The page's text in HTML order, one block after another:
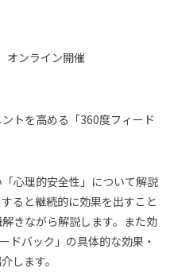
ンライン開催
トを高める「360度フィード
心理的安全性」について解説
ると継続的に効果を出すこと
きながら解説します。また効
ドバック」の具体的な効果・
します。